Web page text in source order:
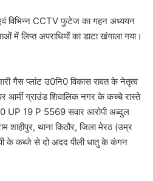
एवं विभिन्न CCTV फुटेज का गहन अध्ययन
में लिप्त अपराधियों का डाटा खंगाला गया।
गैस प्लांट उ0नि0 विकास रावत के नेतृत्व
आर्मी ग्राउंड शिवालिक नगर के कच्चे रास्ते
UP 19 P 5569 सवार आरोपी अब्दुल
शाहीपुर, थाना किठौर, जिला मेरठ (उम्र
के कब्जे से दो अदद पीली धातु के कंगन